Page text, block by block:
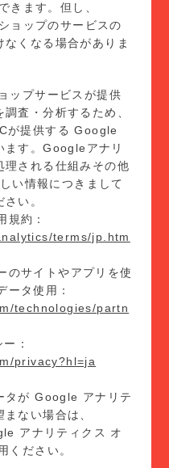
きます。但し、
ョップのサービスの
くなる場合がありま
ップサービスが提供
査・分析するため、
が提供する Google
ます。Googleアナリ
理される仕組みその他
い情報につきまして
い。
約：
terms/jp.htm
のサイトやアプリを使
タ使用：
technologies/partn
：
privacy?hl=ja
タが Google アナリテ
ない場合は、
アナリティクス オ
ください。